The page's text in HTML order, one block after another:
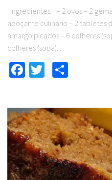
Ingredientes: – 2 ovos – 2
adoçante culinário – 2 tabletes
amargo picados – 6 colheres
colheres (sopa)...
Facebook
Twitter